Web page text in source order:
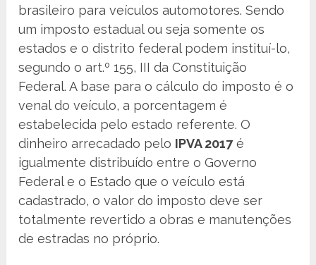
brasileiro para veículos automotores. Sendo
um imposto estadual ou seja somente os
estados e o distrito federal podem instituí-lo,
segundo o art.º 155, III da Constituição
Federal. A base para o cálculo do imposto é o
venal do veículo, a porcentagem é
estabelecida pelo estado referente. O
dinheiro arrecadado pelo IPVA 2017é
igualmente distribuído entre o Governo
Federal e o Estado que o veículo está
cadastrado, o valor do imposto deve ser
totalmente revertido a obras e manutenções
de estradas no próprio.